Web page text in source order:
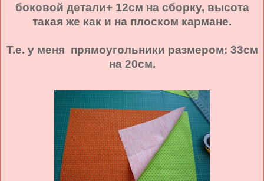
боковой детали+ 12см на сборку, высота
такая же как и на плоском кармане.
Т.е. у меня прямоугольники размером: 33см
на 20см.